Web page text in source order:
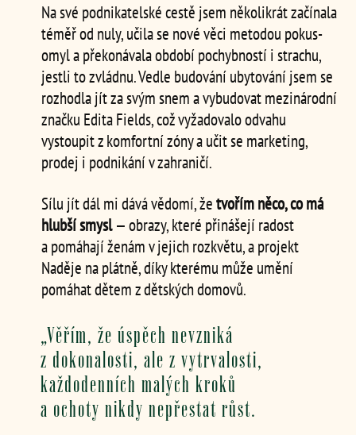
Na své podnikatelské cestě jsem několikrát začínala
téměř od nuly, učila se nové věci metodou pokus-
omyl a překonávala období pochybností i strachu,
jestli to zvládnu. Vedle budování ubytování jsem se
rozhodla jít za svým snem a vybudovat mezinárodní
značku Edita Fields, což vyžadovalo odvahu
vystoupit z komfortní zóny a učit se marketing,
prodej i podnikání v zahraničí.
Sílu jít dál mi dává vědomí, žetvořím něco, co má
hlubší smysl— obrazy, které přinášejí radost
a pomáhají ženám v jejich rozkvětu, a projekt
Naděje na plátně, díky kterému může umění
pomáhat dětem z dětských domovů.
„Věřím, že úspěch nevzniká
z dokonalosti, ale z vytrvalosti,
každodenních malých kroků
a ochoty nikdy nepřestat růst.